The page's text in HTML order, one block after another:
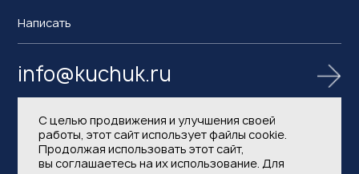
Написать
info@kuchuk.ru
С целью продвижения и улучшения своей
работы, этот сайт использует файлы cookie.
Продолжая использовать этот сайт,
вы соглашаетесь на их использование. Для